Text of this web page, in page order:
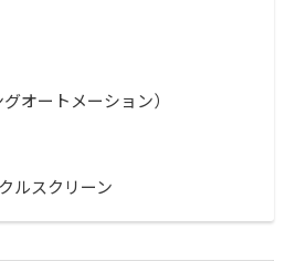
オートメーション）
ルスクリーン